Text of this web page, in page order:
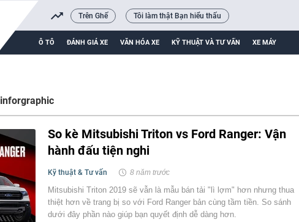
Trên Ghế Tôi làm thật Bạn hiểu thấu
Ô TÔ ĐÁNH GIÁ XE VĂN HÓA XE KỸ THUẬT VÀ TƯ VẤN XE MÁY
inforgraphic
So kè Mitsubishi Triton vs Ford Ranger: Vận
hành đấu tiện nghi
Kỹ thuật & Tư vấn 8 năm trước
Mitsubishi Triton 2019 sẽ vẫn là mẫu bán tải "lì lợm" hơn nhưng thua
thiệt hơn về trang bị so với Ford Ranger bản cùng tầm tiền. So sánh
dưới đây phần nào giúp bạn quyết định dễ dàng hơn.